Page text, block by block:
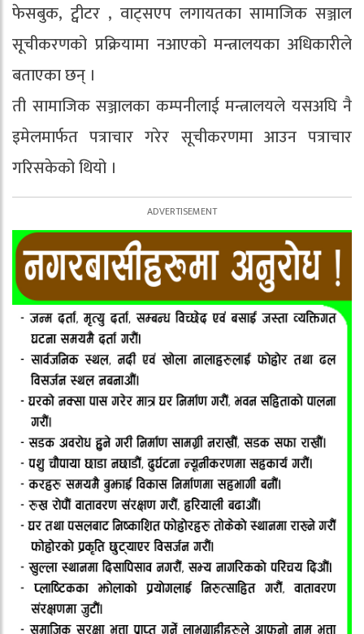
फेसबुक, ट्वीटर , वाट्सएप लगायतका सामाजिक सञ्जाल
सूचीकरणको प्रक्रियामा नआएको मन्त्रालयका अधिकारीले
बताएका छन् ।
ती सामाजिक सञ्जालका कम्पनीलाई मन्त्रालयले यसअघि नै
इमेलमार्फत पत्राचार गरेर सूचीकरणमा आउन पत्राचार
गरिसकेको थियो ।